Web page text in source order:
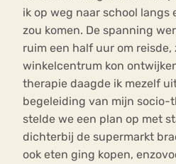
ik op weg naar school langs
zou komen. De spanning
ruim een half uur om reisde,
winkelcentrum kon
therapie daagde ik mezelf
begeleiding van mijn socio-
stelde we een plan op met
dichterbij de supermarkt
ook eten ging kopen,